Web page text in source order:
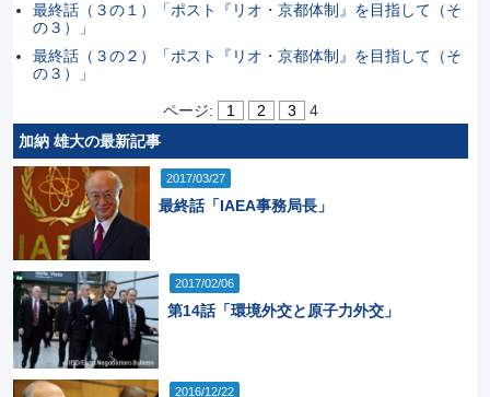
最終話（３の１）「ポスト『リオ・京都体制』を目指して（そ
の３）」
最終話（３の２）「ポスト『リオ・京都体制』を目指して（そ
の３）」
ページ: 1 2 3
4
加納 雄大の最新記事
2017/03/27
最終話「IAEA事務局長」
2017/02/06
第14話「環境外交と原子力外交」
2016/12/22